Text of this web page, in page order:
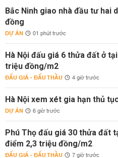
Bắc Ninh giao nhà đầu tư hai
đồng
DỰ ÁN 01 phút trước
Hà Nội đấu giá 6 thửa đất ở
triệu đồng/m2
ĐẤU GIÁ - ĐẤU THẦU 4 giờ trước
Hà Nội xem xét gia hạn thủ
DỰ ÁN 6 giờ trước
Phú Thọ đấu giá 30 thửa đất
điểm 2,3 triệu đồng/m2
ĐẤU GIÁ - ĐẤU THẦU 7 giờ trước